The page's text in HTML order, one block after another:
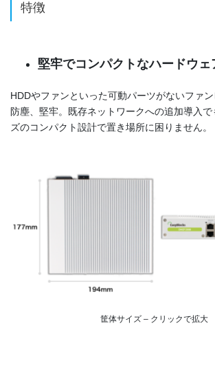
特徴
堅牢でコンパクトなハードウェ
HDDやファンといった可動パーツがないファン
防塵、堅牢。既存ネットワークへの追加導入
ズのコンパクト設計で置き場所に困りません。
筐体サイズ – クリックで拡大